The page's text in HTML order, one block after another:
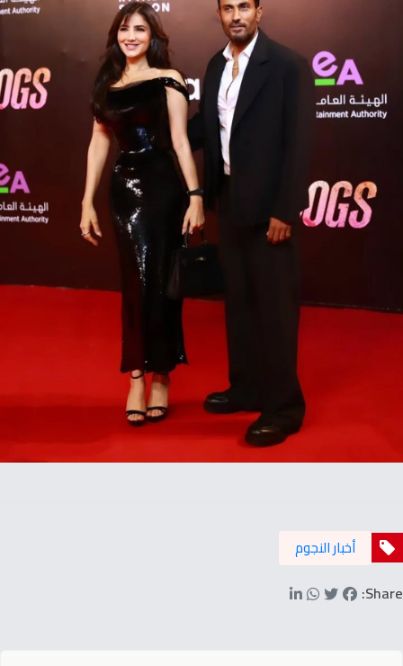
أخبار النجوم
Share: